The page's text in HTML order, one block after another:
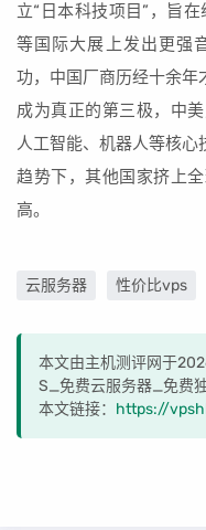
立“日本科技项目”，旨
等国际大展上发出更强
功，中国厂商历经十余年
成为真正的第三极，中
人工智能、机器人等核心
趋势下，其他国家挤上
高。
云服务器 性价比vps
本文由主机测评网于
S_免费云服务器_免费
本文链接： https://